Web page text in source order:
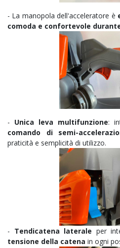
- La manopola dell'acceleratore è
comoda e confortevole
- Unica leva multifunzione:
comando di semi-
praticità e semplicità di utilizzo.
- Tendicatena laterale per
tensione della catena in ogni